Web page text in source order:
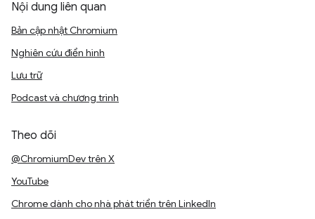
Nội dung liên quan
Bản cập nhật Chromium
Nghiên cứu điển hình
Lưu trữ
Podcast và chương trình
Theo dõi
@ChromiumDev trên X
YouTube
Chrome dành cho nhà phát triển trên LinkedIn